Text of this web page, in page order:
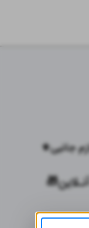
جانبی⚜️
بالای ۲میلیون خرید، ۱۰۰ تخفیف